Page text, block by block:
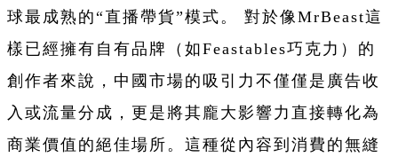
球最成熟的“直播帶貨”模式。 對於像MrBeast這
樣已經擁有自有品牌（如Feastables巧克力）的
創作者來說，中國市場的吸引力不僅僅是廣告收
入或流量分成，更是將其龐大影響力直接轉化為
商業價值的絕佳場所。這種從內容到消費的無縫